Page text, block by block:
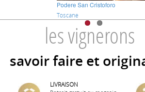
Podere San Cristoforo
Toscane
les vignerons
savoir faire et
LIVRAISON